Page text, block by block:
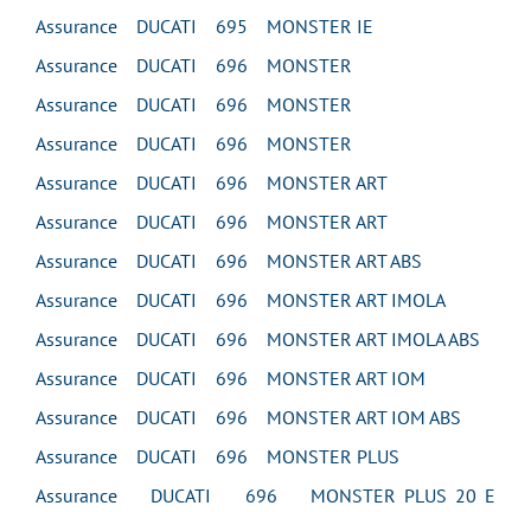
Assurance DUCATI 695 MONSTER IE
Assurance DUCATI 696 MONSTER
Assurance DUCATI 696 MONSTER
Assurance DUCATI 696 MONSTER
Assurance DUCATI 696 MONSTER ART
Assurance DUCATI 696 MONSTER ART
Assurance DUCATI 696 MONSTER ART ABS
Assurance DUCATI 696 MONSTER ART IMOLA
Assurance DUCATI 696 MONSTER ART IMOLA ABS
Assurance DUCATI 696 MONSTER ART IOM
Assurance DUCATI 696 MONSTER ART IOM ABS
Assurance DUCATI 696 MONSTER PLUS
Assurance DUCATI 696 MONSTER PLUS 20 E